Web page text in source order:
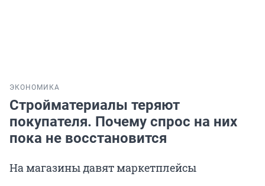
ЭКОНОМИКА
Стройматериалы теряют
покупателя. Почему спрос на них
пока не восстановится
На магазины давят маркетплейсы